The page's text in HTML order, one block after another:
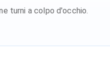
turni a colpo d'occhio.